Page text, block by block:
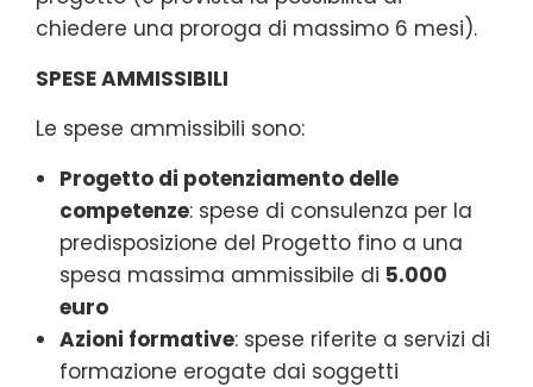
chiedere una proroga di massimo 6 mesi).
SPESE AMMISSIBILI
Le spese ammissibili sono:
Progetto di potenziamento delle
competenze: spese di consulenza per la
predisposizione del Progetto fino a una
spesa massima ammissibile di 5.000
euro
Azioni formative: spese riferite a servizi di
formazione erogate dai soggetti